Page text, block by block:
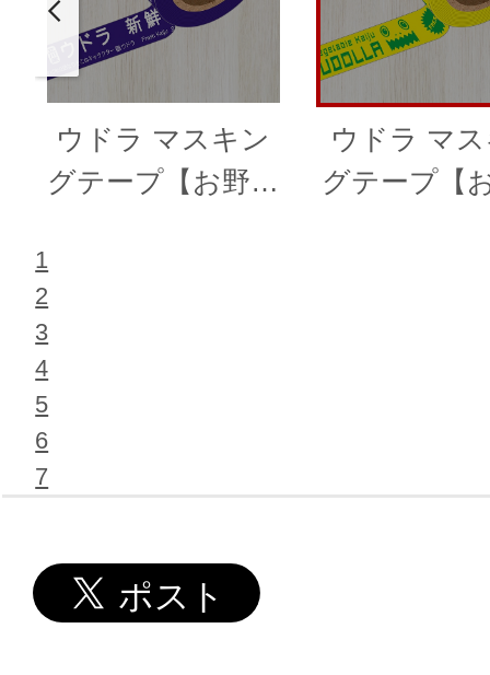
ウドラ マスキン
グテープ【お野菜
ウドラ マ
グテープ【
1
2
3
4
5
6
7